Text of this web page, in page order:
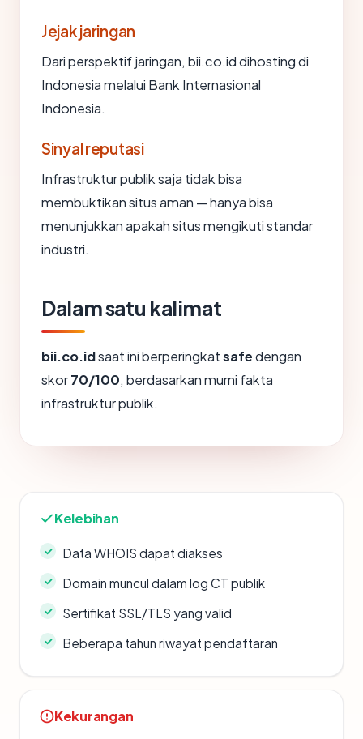
Jejak jaringan
Dari perspektif jaringan, bii.co.id dihosting di
Indonesia melalui Bank Internasional
Indonesia.
Sinyal reputasi
Infrastruktur publik saja tidak bisa
membuktikan situs aman — hanya bisa
menunjukkan apakah situs mengikuti standar
industri.
Dalam satu kalimat
bii.co.idsaat ini berperingkatsafedengan
skor70/100, berdasarkan murni fakta
infrastruktur publik.
Kelebihan
Data WHOIS dapat diakses
Domain muncul dalam log CT publik
Sertifikat SSL/TLS yang valid
Beberapa tahun riwayat pendaftaran
Kekurangan